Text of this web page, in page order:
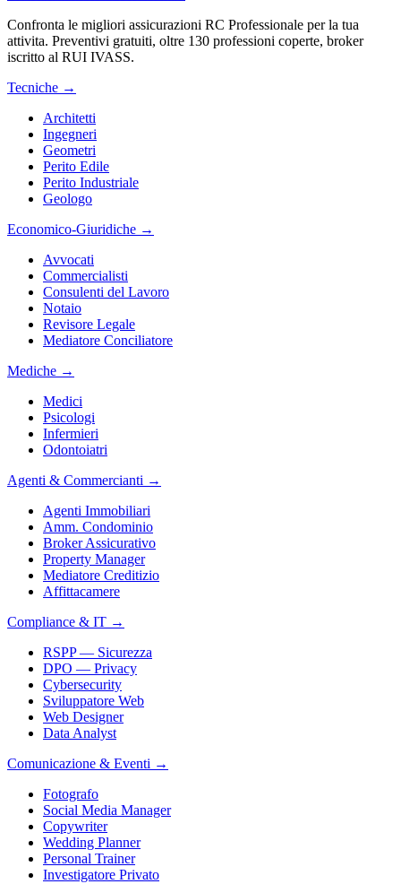
Confronta le migliori assicurazioni RC Professionale per la tua
attivita. Preventivi gratuiti, oltre 130 professioni coperte, broker
iscritto al RUI IVASS.
Tecniche →
Architetti
Ingegneri
Geometri
Perito Edile
Perito Industriale
Geologo
Economico-Giuridiche →
Avvocati
Commercialisti
Consulenti del Lavoro
Notaio
Revisore Legale
Mediatore Conciliatore
Mediche →
Medici
Psicologi
Infermieri
Odontoiatri
Agenti & Commercianti →
Agenti Immobiliari
Amm. Condominio
Broker Assicurativo
Property Manager
Mediatore Creditizio
Affittacamere
Compliance & IT →
RSPP — Sicurezza
DPO — Privacy
Cybersecurity
Sviluppatore Web
Web Designer
Data Analyst
Comunicazione & Eventi →
Fotografo
Social Media Manager
Copywriter
Wedding Planner
Personal Trainer
Investigatore Privato